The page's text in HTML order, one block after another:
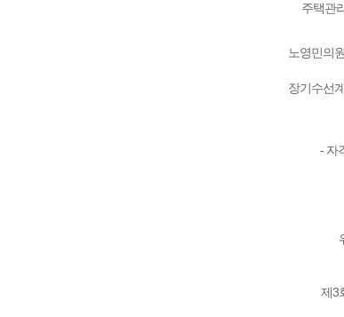
주택관
노영민의
장기수선
- 자
제3